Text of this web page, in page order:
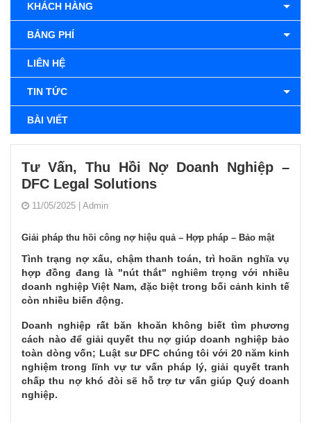
KHÁCH HÀNG
BẢNG PHÍ
LIÊN HỆ
TIN TỨC
BÀI VIẾT
Tư Vấn, Thu Hồi Nợ Doanh Nghiệp –
DFC Legal Solutions
11/05/2025 Admin
Giải pháp thu hồi công nợ hiệu quả – Hợp pháp – Bảo mật
Tình trạng nợ xấu, chậm thanh toán, trì hoãn nghĩa vụ
hợp đồng đang là "nút thắt" nghiêm trọng với nhiều
doanh nghiệp Việt Nam, đặc biệt trong bối cảnh kinh tế
còn nhiều biến động.
Doanh nghiệp rất băn khoăn không biết tìm phương
cách nào để giải quyết thu nợ giúp doanh nghiệp bảo
toàn dòng vốn; Luật sư DFC chúng tôi với 20 năm kinh
nghiệm trong lĩnh vự tư vấn pháp lý, giải quyết tranh
chấp thu nợ khó đòi sẽ hỗ trợ tư vấn giúp Quý doanh
nghiệp.